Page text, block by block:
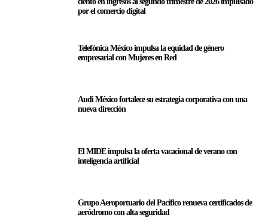
por el comercio digital
Telefónica México impulsa la equidad de género
empresarial con Mujeres en Red
Audi México fortalece su estrategia corporativa con una
nueva dirección
El MIDE impulsa la oferta vacacional de verano con
inteligencia artificial
Grupo Aeroportuario del Pacífico renueva certificados de
aeródromo con alta seguridad